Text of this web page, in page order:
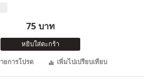
75 บาท
หยิบใส่ตะกร้า
ยการโปรด
เพิ่มไปเปรียบเทียบ